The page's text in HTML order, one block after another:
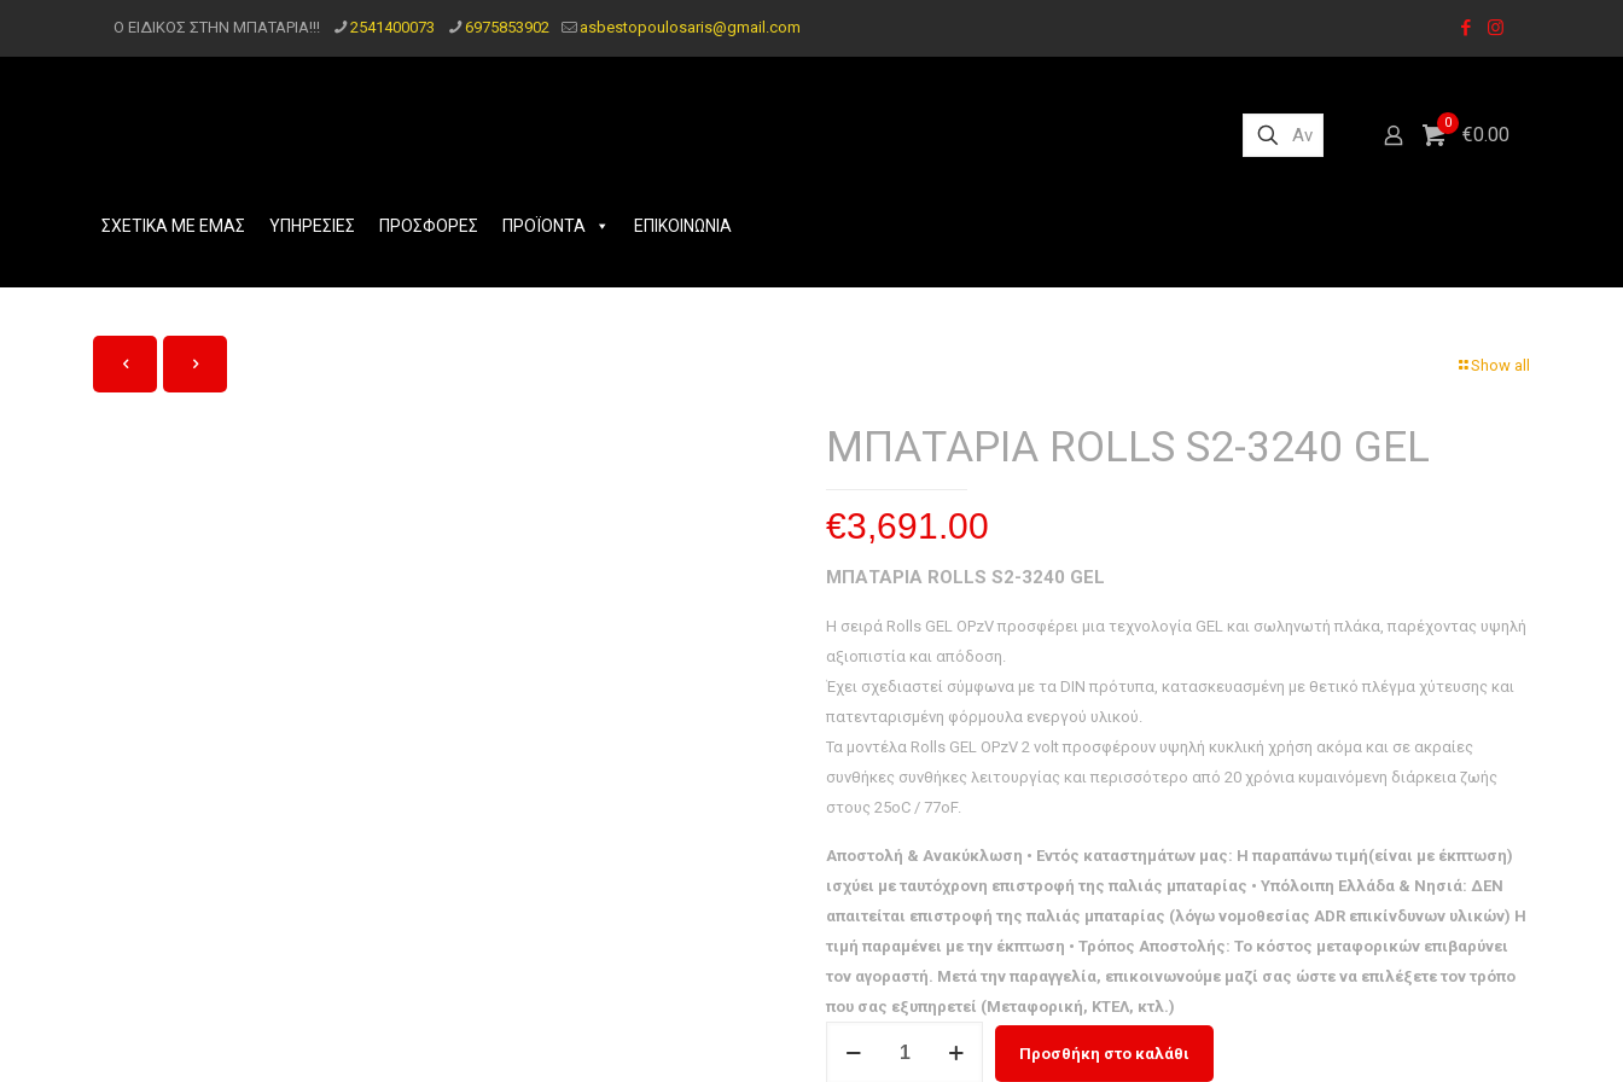
Ο ΕΙΔΙΚΟΣ ΣΤΗΝ ΜΠΑΤΑΡΙΑ!!! 2541400073 6975853902 asbestopoulosaris@gmail.com
0
€0.00
ΣΧΕΤΙΚΑ ΜΕ ΕΜΑΣ ΥΠΗΡΕΣΙΕΣ ΠΡΟΣΦΟΡΕΣ ΠΡΟΪΟΝΤΑ ΕΠΙΚΟΙΝΩΝΙΑ
Show all
ΜΠΑΤΑΡΙΑ ROLLS S2-3240 GEL
€3,691.00
ΜΠΑΤΑΡΙΑ ROLLS S2-3240 GEL
Η σειρά Rolls GEL OPzV προσφέρει μια τεχνολογία GEL και σωληνωτή πλάκα, παρέχοντας υψηλή
αξιοπιστία και απόδοση.
Έχει σχεδιαστεί σύμφωνα με τα DIN πρότυπα, κατασκευασμένη με θετικό πλέγμα χύτευσης και
πατενταρισμένη φόρμουλα ενεργού υλικού.
Τα μοντέλα Rolls GEL OPzV 2 volt προσφέρουν υψηλή κυκλική χρήση ακόμα και σε ακραίες
συνθήκες συνθήκες λειτουργίας και περισσότερο από 20 χρόνια κυμαινόμενη διάρκεια ζωής
στους 25oC / 77oF.
Αποστολή & Ανακύκλωση • Εντός καταστημάτων μας: Η παραπάνω τιμή(είναι με έκπτωση)
ισχύει με ταυτόχρονη επιστροφή της παλιάς μπαταρίας • Υπόλοιπη Ελλάδα & Νησιά: ΔΕΝ
απαιτείται επιστροφή της παλιάς μπαταρίας (λόγω νομοθεσίας ADR επικίνδυνων υλικών) Η
τιμή παραμένει με την έκπτωση • Τρόπος Αποστολής: Το κόστος μεταφορικών επιβαρύνει
τον αγοραστή. Μετά την παραγγελία, επικοινωνούμε μαζί σας ώστε να επιλέξετε τον τρόπο
που σας εξυπηρετεί (Μεταφορική, ΚΤΕΛ, κτλ.)
Προσθήκη στο καλάθι